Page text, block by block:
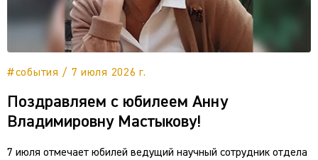
#события / 7 июля 2026 г.
Поздравляем с юбилеем Анну
Владимировну Мастыкову!
7 июля отмечает юбилей ведущий научный сотрудник отдела